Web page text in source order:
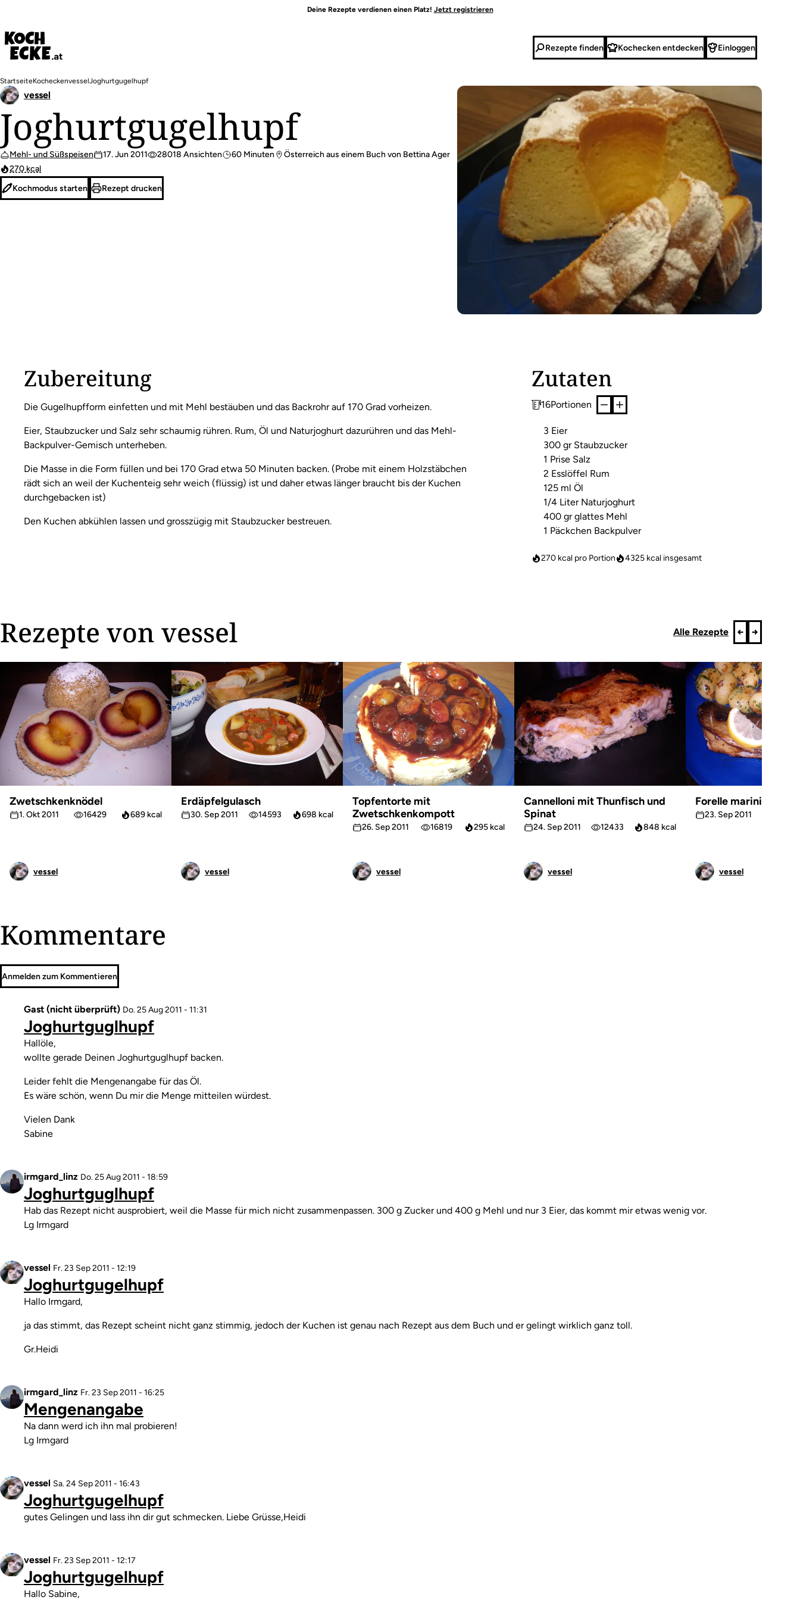
Inhalt
Deine Rezepte verdienen einen Platz! Jetzt registrieren
Rezepte finden Kochecken entdecken Einloggen
Pfadnavigation
StartseiteKocheckenvesselJoghurtgugelhupf
Joghurtgugelhupf
Mehl- und Süßspeisen 17. Jun 2011 28018 Ansichten 60 Minuten
Österreich aus einem Buch von Bettina Ager
270 kcal
vessel
Kochmodus starten Rezept drucken
Zubereitung
Die Gugelhupfform einfetten und mit Mehl bestäuben und das Backrohr auf 170 Grad vorheizen.
Eier, Staubzucker und Salz sehr schaumig rühren. Rum, Öl und Naturjoghurt dazurühren und das Mehl-
Backpulver-Gemisch unterheben.
Die Masse in die Form füllen und bei 170 Grad etwa 50 Minuten backen. (Probe mit einem Holzstäbchen
rädt sich an weil der Kuchenteig sehr weich (flüssig) ist und daher etwas länger braucht bis der Kuchen
durchgebacken ist)
Den Kuchen abkühlen lassen und grosszügig mit Staubzucker bestreuen.
Zutaten
16Portionen
3 Eier
300 gr Staubzucker
1 Prise Salz
2 Esslöffel Rum
125 ml Öl
1/4 Liter Naturjoghurt
400 gr glattes Mehl
1 Päckchen Backpulver
270 kcal pro Portion 4325 kcal insgesamt
Rezepte von vessel Alle Rezepte
Zwetschkenknödel
1. Okt 2011 16429 689 kcal
vessel
Erdäpfelgulasch
30. Sep 2011 14593 698 kcal
vessel
Topfentorte mit
Zwetschkenkompott
26. Sep 2011 16819 295 kcal
vessel
Cannelloni mit Thunfisch und
Spinat
24. Sep 2011 12433 848 kcal
vessel
Forelle mariniert
23. Sep 2011
vessel
Kommentare
Anmelden zum Kommentieren
Gast (nicht überprüft) Do. 25 Aug 2011 - 11:31
Joghurtguglhupf
Kommentar
Hallöle,
wollte gerade Deinen Joghurtguglhupf backen.
Leider fehlt die Mengenangabe für das Öl.
Es wäre schön, wenn Du mir die Menge mitteilen würdest.
Vielen Dank
Sabine
Profilbildirmgard_linz Do. 25 Aug 2011 - 18:59
Joghurtguglhupf
Joghurtguglhupf
Kommentar
Hab das Rezept nicht ausprobiert, weil die Masse für mich nicht zusammenpassen. 300 g Zucker und 400 g Mehl und nur 3 Eier, das kommt mir etwas wenig vor.
Lg Irmgard
Profilbildvessel Fr. 23 Sep 2011 - 12:19
auf
Joghurtguglhupf
irmgard_linz
Joghurtgugelhupf
Kommentar
Hallo Irmgard,
ja das stimmt, das Rezept scheint nicht ganz stimmig, jedoch der Kuchen ist genau nach Rezept aus dem Buch und er gelingt wirklich ganz toll.
Gr.Heidi
Profilbildirmgard_linz Fr. 23 Sep 2011 - 16:25
Joghurtgugelhupf
Mengenangabe
Kommentar
Na dann werd ich ihn mal probieren!
Lg Irmgard
Profilbildvessel Sa. 24 Sep 2011 - 16:43
auf
Mengenangabe
Joghurtgugelhupf
Kommentar
gutes Gelingen und lass ihn dir gut schmecken. Liebe Grüsse,Heidi
Profilbildvessel Fr. 23 Sep 2011 - 12:17
auf
Joghurtguglhupf
Joghurtgugelhupf
Kommentar
Hallo Sabine,